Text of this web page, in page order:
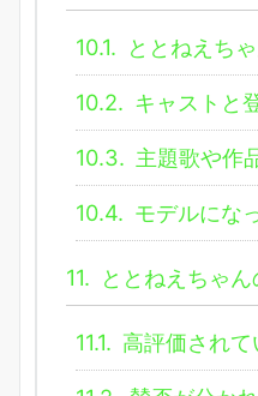
10.1. ととねえち
10.2. キャストと
10.3. 主題歌や作
10.4. モデルにな
11. ととねえちゃ
11.1. 高評価されて